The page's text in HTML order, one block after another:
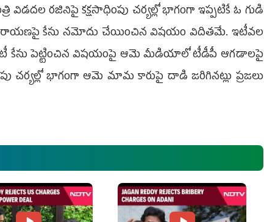
రజినిపై కక్షసాధింపు చర్యల్లో భాగంగా ఇప్పటికే ఓ గుడి
కేసు నమోదు చేయించిన విషయం విదితమే. ఇటీవల
కేసు పెట్టించిన విషయంపై ఆమె మీడియాలో టీడీపీ ఆగడాలపై
చర్యల్లో భాగంగా ఆమె మామ కారుపై దాడి జరిగినట్లు ప్రజలు